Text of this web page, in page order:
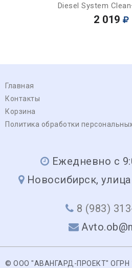
Diesel System
2 019
Главная
Контакты
Корзина
Политика обработки
Ежедневно с
Новосибирск,
8 (983)
© ООО "АВАНГАРД-ПРОЕКТ" ОГРН